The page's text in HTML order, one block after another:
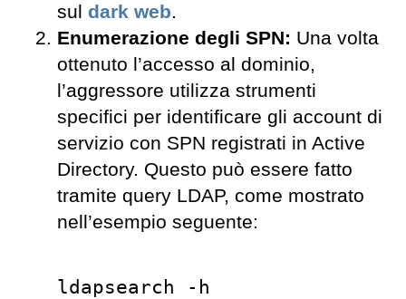
sul dark web.
Enumerazione degli SPN: Una volta
ottenuto l’accesso al dominio,
l’aggressore utilizza strumenti
specifici per identificare gli account di
servizio con SPN registrati in Active
Directory. Questo può essere fatto
tramite query LDAP, come mostrato
nell’esempio seguente:
ldapsearch -h